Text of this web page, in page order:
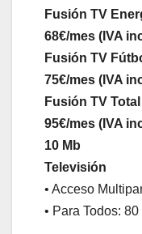
Fusión TV
68€/mes (IVA
Fusión TV
75€/mes (IVA
Fusión TV Total
95€/mes (IVA
10 Mb
Televisión
• Acceso
• Para Todos: